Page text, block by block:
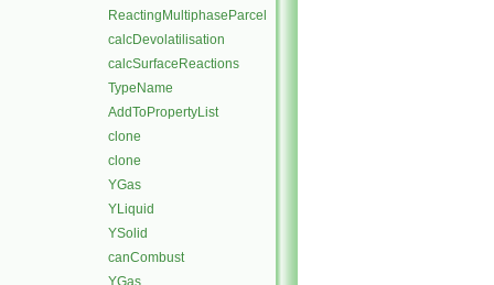
ReactingMultiphaseParcel
calcDevolatilisation
calcSurfaceReactions
TypeName
AddToPropertyList
clone
clone
YGas
YLiquid
YSolid
canCombust
YGas